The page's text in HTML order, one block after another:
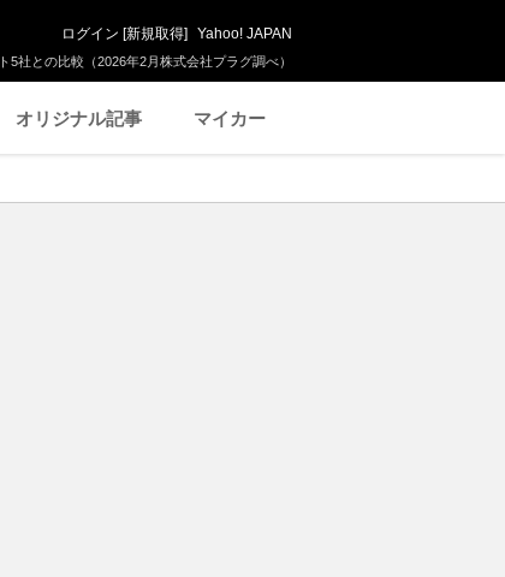
社との比較（2026年2月株式会社プラグ調べ）
ログイン [新規取得] Yahoo! JAPAN
オリジナル記事 マイカー